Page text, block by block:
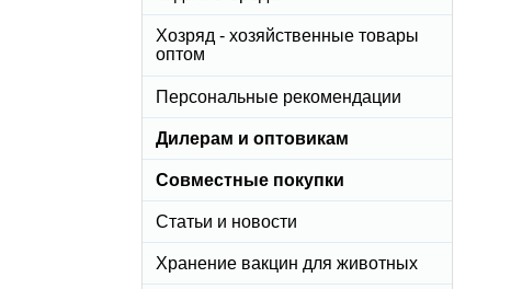
Хозряд - хозяйственные товары
оптом
Персональные рекомендации
Дилерам и оптовикам
Совместные покупки
Статьи и новости
Хранение вакцин для животных